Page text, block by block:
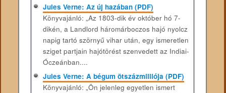
Jules Verne: Az új hazában (PDF)
Könyvajánló: „Az 1803-dik év október hó 7-
dikén, a Landlord háromárboczos hajó nyolcz
napig tartó szörnyű vihar után, egy ismeretlen
sziget partjain hajótörést szenvedett az Indiai-
Óczeánban....
Jules Verne: A bégum ötszázmilliója (PDF)
Könyvajánló: „Ön jelenleg egyetlen ismert